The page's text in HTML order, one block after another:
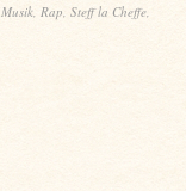
Musik, Rap Steff la Cheffe,